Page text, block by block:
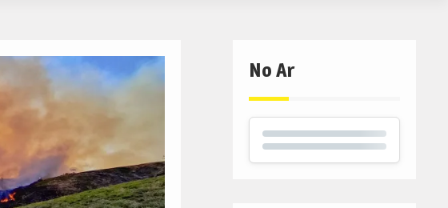
No Ar